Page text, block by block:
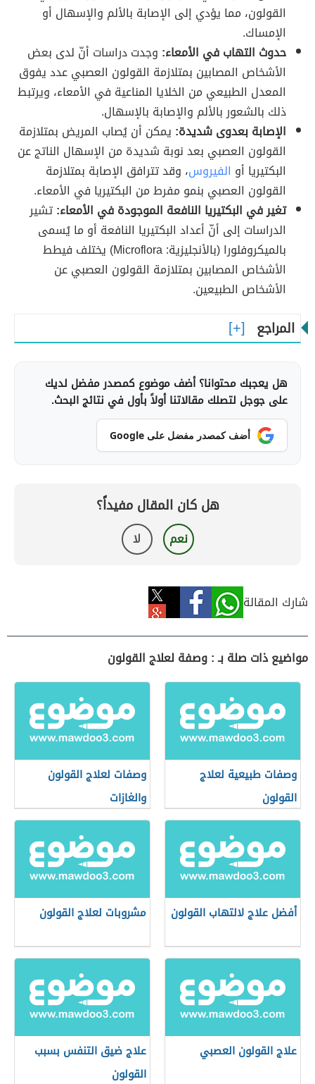
القولون، مما يؤدي إلى الإصابة بالألم والإسهال أو
الإمساك.
حدوث التهاب في الأمعاء: وجدت دراسات أنّ لدى بعض
الأشخاص المصابين بمتلازمة القولون العصبي عدد يفوق
المعدل الطبيعي من الخلايا المناعية في الأمعاء، ويرتبط
ذلك بالشعور بالألم والإصابة بالإسهال.
الإصابة بعدوى شديدة: يمكن أن يُصاب المريض بمتلازمة
القولون العصبي بعد نوبة شديدة من الإسهال الناتج عن
البكتيريا أو الفيروس، وقد تترافق الإصابة بمتلازمة
القولون العصبي بنمو مفرط من البكتيريا في الأمعاء.
تغير في البكتيريا النافعة الموجودة في الأمعاء:تشير
الدراسات إلى أنّ أعداد البكتيريا النافعة أو ما يُسمى
بالميكروفلورا (بالأنجليزية: Microflora) يختلف فيطط
الأشخاص المصابين بمتلازمة القولون العصبي عن
الأشخاص الطبيعين.
المراجع
هل يعجبك محتوانا؟ أضف موضوع كمصدر مفضل لديك
على جوجل لتصلك مقالاتنا أولاً بأول في نتائج البحث.
أضف كمصدر مفضل على Google
هل كان المقال مفيداً؟
نعم لا
شارك المقالة
مواضيع ذات صلة بـ : وصفة لعلاج القولون
وصفات طبيعية لعلاج
القولون
وصفات لعلاج القولون
والغازات
أفضل علاج لالتهاب القولون مشروبات لعلاج القولون
علاج القولون العصبي
علاج ضيق التنفس بسبب
القولون